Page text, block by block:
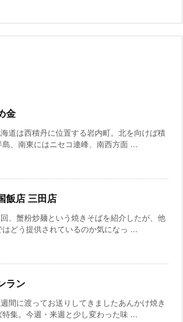
金
道は西積丹に位置する岩内町。北を向けば積
島、南東にはニセコ連峰、南西方面 ...
飯店 三田店
、蟹粉炒麺という焼きそばを紹介したが、他
はどう提供されているのか気になっ ...
ラン
間に渡ってお送りしてきましたあんかけ焼き
特集。今週・来週と少し変わった味 ...